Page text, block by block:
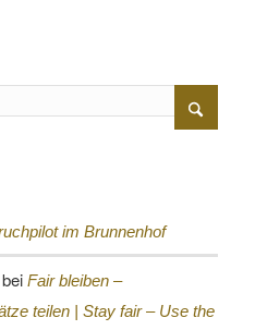
im Brunnenhof
Fair bleiben –
teilen | Stay fair – Use the